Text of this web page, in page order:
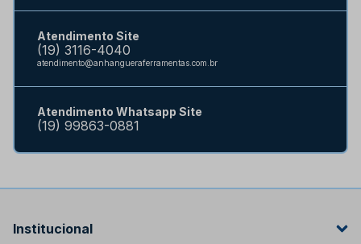
Atendimento Site
(19) 3116-4040
atendimento@anhangueraferramentas.com.br
Atendimento Whatsapp Site
(19) 99863-0881
Institucional